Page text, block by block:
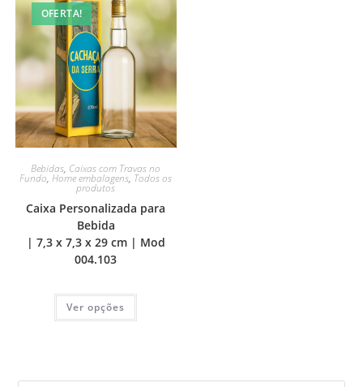
OFERTA!
Bebidas, Caixas com Travas no
Fundo,Home embalagens, Todos os
produtos
Caixa Personalizada para
Bebida
| 7,3 x 7,3 x 29 cm | Mod
004.103
Ver opções